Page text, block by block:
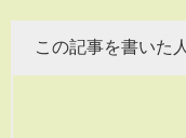
この記事を書いた人